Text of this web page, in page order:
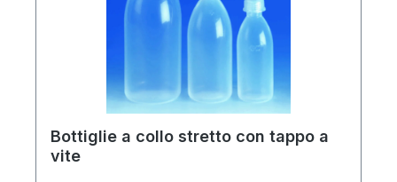
Bottiglie a collo stretto con tappo a
vite